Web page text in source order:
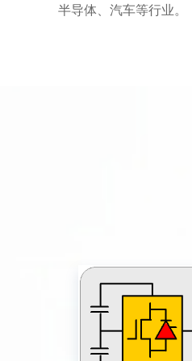
半导体、汽车等行业。